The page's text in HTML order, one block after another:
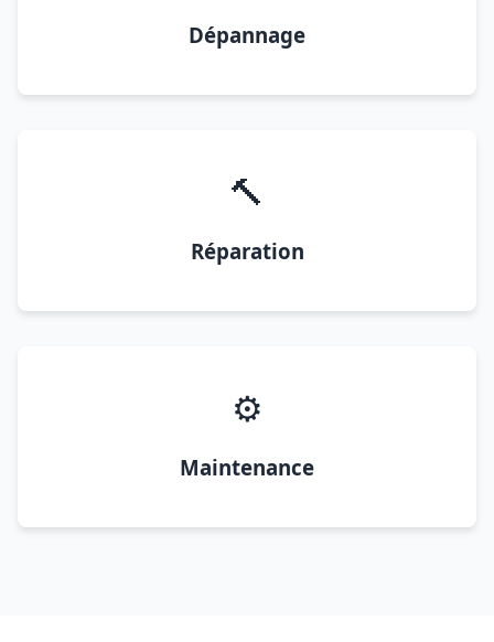
Dépannage
🔨
Réparation
⚙️
Maintenance